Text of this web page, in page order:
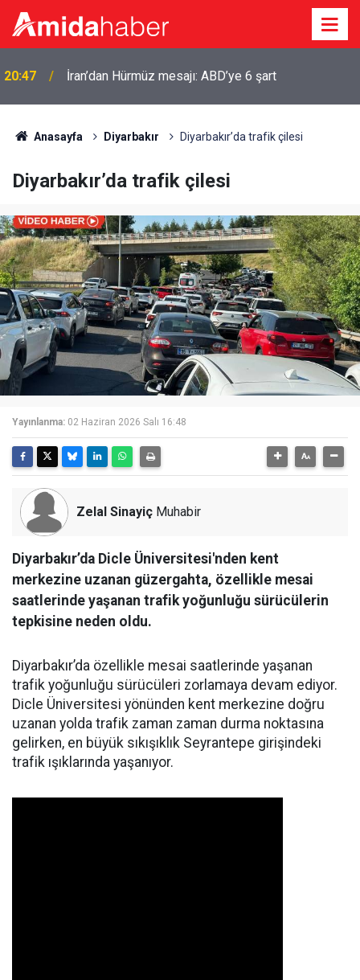
20:41
Urfa Kalesi ziyaretçilere yeniden açılıyor: Tarih belli
oldu
Anasayfa Diyarbakır Diyarbakır’da trafik çilesi
Diyarbakır’da trafik çilesi
Yayınlanma: 02 Haziran 2026 Salı 16:48
Zelal Sinayiç Muhabir
Diyarbakır’da Dicle Üniversitesi'nden kent
merkezine uzanan güzergahta, özellikle mesai
saatlerinde yaşanan trafik yoğunluğu sürücülerin
tepkisine neden oldu.
Diyarbakır’da özellikle mesai saatlerinde yaşanan
trafik yoğunluğu sürücüleri zorlamaya devam ediyor.
Dicle Üniversitesi yönünden kent merkezine doğru
uzanan yolda trafik zaman zaman durma noktasına
gelirken, en büyük sıkışıklık Seyrantepe girişindeki
trafik ışıklarında yaşanıyor.